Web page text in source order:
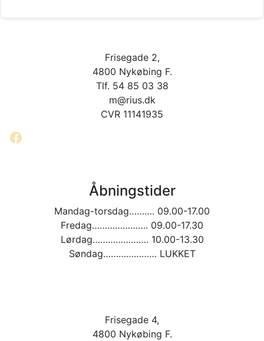
Frisegade 2,
4800 Nykøbing F.
Tlf. 54 85 03 38
m@rius.dk
CVR 11141935
Facebook
Åbningstider
Mandag-torsdag………. 09.00-17.00
Fredag…………………. 09.00-17.30
Lørdag…………………. 10.00-13.30
Søndag………………… LUKKET
Frisegade 4,
4800 Nykøbing F.